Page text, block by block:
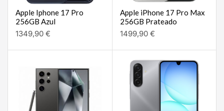
Apple Iphone 17 Pro
256GB Azul
1349,90 €
Apple iPhone 17 Pro Max
256GB Prateado
1499,90 €